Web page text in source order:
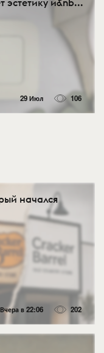
29 Июл 106
начался
Вчера в 22:06 202